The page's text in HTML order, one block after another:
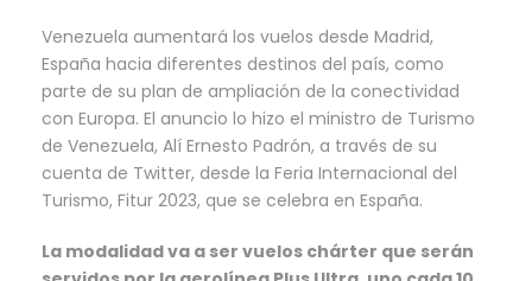
Venezuela aumentará los vuelos desde Madrid,
España hacia diferentes destinos del país, como
parte de su plan de ampliación de la conectividad
con Europa. El anuncio lo hizo el ministro de Turismo
de Venezuela, Alí Ernesto Padrón, a través de su
cuenta de Twitter, desde la Feria Internacional del
Turismo, Fitur 2023, que se celebra en España.
La modalidad va a ser vuelos chárter que serán